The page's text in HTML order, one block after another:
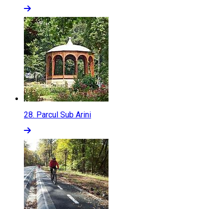
28. Parcul Sub Arini